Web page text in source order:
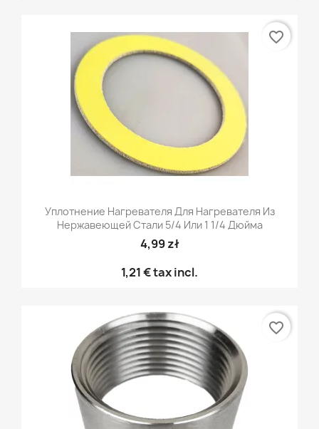
Уплотнение Нагревателя Для Нагревателя Из
Нержавеющей Стали 5/4 Или 1 1/4 Дюйма
4,99 zł
1,21 €tax incl.
favorite_border
favorite_border